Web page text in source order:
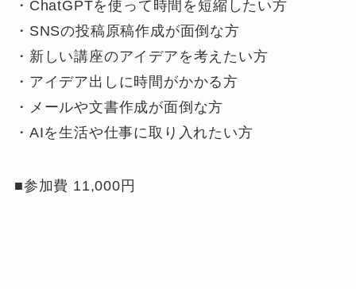
・ChatGPTを使って時間を短縮したい方
・SNSの投稿原稿作成が面倒な方
・新しい講座のアイデアを考えたい方
・アイデア出しに時間がかかる方
・メールや文書作成が面倒な方
・AIを生活や仕事に取り入れたい方
■参加費 11,000円